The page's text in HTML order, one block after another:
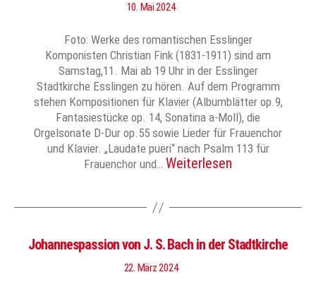
10. Mai 2024
Foto: Werke des romantischen Esslinger
Komponisten Christian Fink (1831-1911) sind am
Samstag,11. Mai ab 19 Uhr in der Esslinger
Stadtkirche Esslingen zu hören. Auf dem Programm
stehen Kompositionen für Klavier (Albumblätter op.9,
Fantasiestücke op. 14, Sonatina a-Moll), die
Orgelsonate D-Dur op.55 sowie Lieder für Frauenchor
und Klavier. „Laudate pueri“ nach Psalm 113 für
Frauenchor und… Weiterlesen
Johannespassion von J. S. Bach in der Stadtkirche
22. März 2024